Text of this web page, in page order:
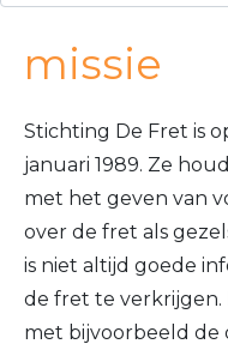
missie
Stichting De Fret is
januari 1989. Ze
met het geven van
over de fret als
is niet altijd goede
de fret te verkrijgen.
met bijvoorbeeld de
Huisvesting
Verrijking
Opvoeding
Voortplanting